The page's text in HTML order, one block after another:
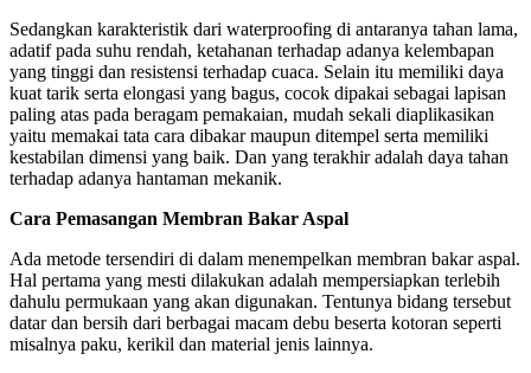
Sedangkan karakteristik dari waterproofing di antaranya tahan lama,
adatif pada suhu rendah, ketahanan terhadap adanya kelembapan
yang tinggi dan resistensi terhadap cuaca. Selain itu memiliki daya
kuat tarik serta elongasi yang bagus, cocok dipakai sebagai lapisan
paling atas pada beragam pemakaian, mudah sekali diaplikasikan
yaitu memakai tata cara dibakar maupun ditempel serta memiliki
kestabilan dimensi yang baik. Dan yang terakhir adalah daya tahan
terhadap adanya hantaman mekanik.
Cara Pemasangan Membran Bakar Aspal
Ada metode tersendiri di dalam menempelkan membran bakar aspal.
Hal pertama yang mesti dilakukan adalah mempersiapkan terlebih
dahulu permukaan yang akan digunakan. Tentunya bidang tersebut
datar dan bersih dari berbagai macam debu beserta kotoran seperti
misalnya paku, kerikil dan material jenis lainnya.